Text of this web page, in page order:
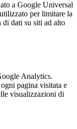
a Google Universal
per limitare la
di dati su siti ad alto
Analytics.
pagina visitata e
visualizzazioni di